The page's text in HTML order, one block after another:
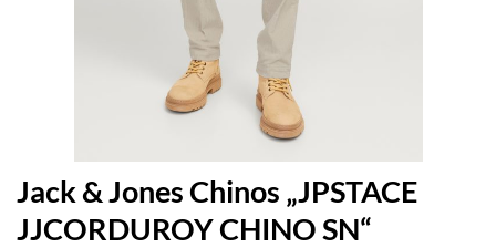
Jack & Jones Chinos „JPSTACE
JJCORDUROY CHINO SN“